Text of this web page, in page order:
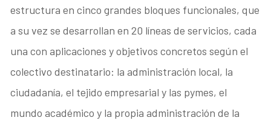
estructura en cinco grandes bloques funcionales, que
a su vez se desarrollan en 20 líneas de servicios, cada
una con aplicaciones y objetivos concretos según el
colectivo destinatario: la administración local, la
ciudadanía, el tejido empresarial y las pymes, el
mundo académico y la propia administración de la